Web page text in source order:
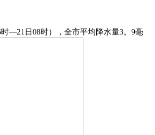
—21日08时），全市平均降水量3。9毫